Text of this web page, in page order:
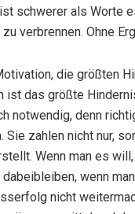
schwerer als Worte
verbrennen. Ohne
die größten
ist das größte
notwendig, denn
Sie zahlen nicht nur,
Wenn man es
wenn
nicht